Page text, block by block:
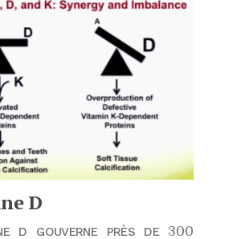
D
D GOUVERNE PRÈS DE300